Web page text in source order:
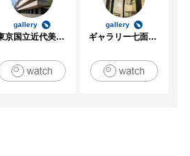
gallery
東京国立近代美術館
gallery
ギャラリー七面坂途中